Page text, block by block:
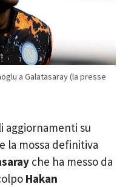
a Galatasaray (la presse
aggiornamenti su
la mossa definitiva
che ha messo da
Hakan